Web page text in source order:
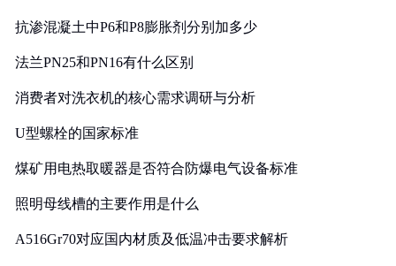
抗渗混凝土中P6和P8膨胀剂分别加多少
法兰PN25和PN16有什么区别
消费者对洗衣机的核心需求调研与分析
U型螺栓的国家标准
煤矿用电热取暖器是否符合防爆电气设备标准
照明母线槽的主要作用是什么
A516Gr70对应国内材质及低温冲击要求解析